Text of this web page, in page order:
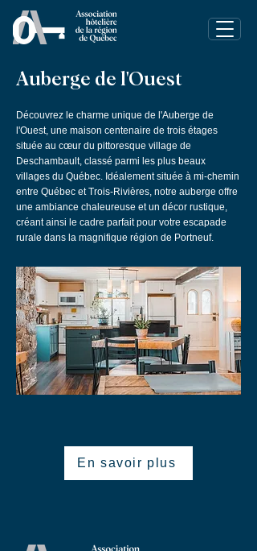
Auberge de l'Ouest
Découvrez le charme unique de l'Auberge de
l'Ouest, une maison centenaire de trois étages
située au cœur du pittoresque village de
Deschambault, classé parmi les plus beaux
villages du Québec. Idéalement située à mi-chemin
entre Québec et Trois-Rivières, notre auberge offre
une ambiance chaleureuse et un décor rustique,
créant ainsi le cadre parfait pour votre escapade
rurale dans la magnifique région de Portneuf.
En savoir plus